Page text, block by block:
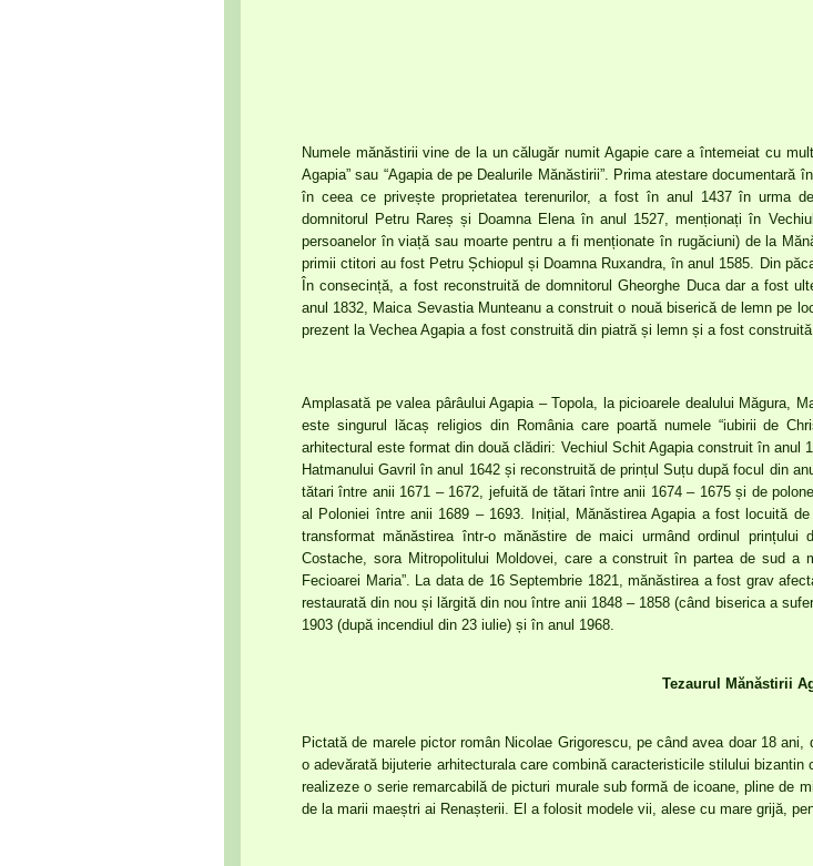
Numele mănăstirii vine de la un călugăr numit Agapie care a întemeiat cu
Agapia” sau “Agapia de pe Dealurile Mănăstirii”. Prima atestare documentară
în ceea ce privește proprietatea terenurilor, a fost în anul 1437 în urma
domnitorul Petru Rareș și Doamna Elena în anul 1527, menționați în
persoanelor în viață sau moarte pentru a fi menționate în rugăciuni) de la
primii ctitori au fost Petru Șchiopul și Doamna Ruxandra, în anul 1585. Din
În consecință, a fost reconstruită de domnitorul Gheorghe Duca dar a fost
anul 1832, Maica Sevastia Munteanu a construit o nouă biserică de lemn pe
prezent la Vechea Agapia a fost construită din piatră și lemn și a fost
Amplasată pe valea pârâului Agapia – Topola, la picioarele dealului Măgura,
este singurul lăcaș religios din România care poartă numele “iubirii de
arhitectural este format din două clădiri: Vechiul Schit Agapia construit în anul
Hatmanului Gavril în anul 1642 și reconstruită de prințul Suțu după focul din
tătari între anii 1671 – 1672, jefuită de tătari între anii 1674 – 1675 și de
al Poloniei între anii 1689 – 1693. Inițial, Mănăstirea Agapia a fost locuită
transformat mănăstirea într-o mănăstire de maici urmând ordinul
Costache, sora Mitropolitului Moldovei, care a construit în partea de sud a
Fecioarei Maria”. La data de 16 Septembrie 1821, mănăstirea a fost grav
restaurată din nou și lărgită din nou între anii 1848 – 1858 (când biserica a
1903 (după incendiul din 23 iulie) și în anul 1968.
Tezaurul Mănăstirii
Pictată de marele pictor român Nicolae Grigorescu, pe când avea doar 18
o adevărată bijuterie arhitecturala care combină caracteristicile stilului
realizeze o serie remarcabilă de picturi murale sub formă de icoane, pline de
de la marii maeștri ai Renașterii. El a folosit modele vii, alese cu mare grijă,